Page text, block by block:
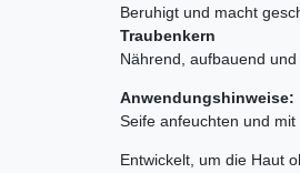
Beruhigt und macht
Traubenkern
Nährend, aufbauend
Anwendungshinweise:
Seife anfeuchten und
Entwickelt, um die Haut